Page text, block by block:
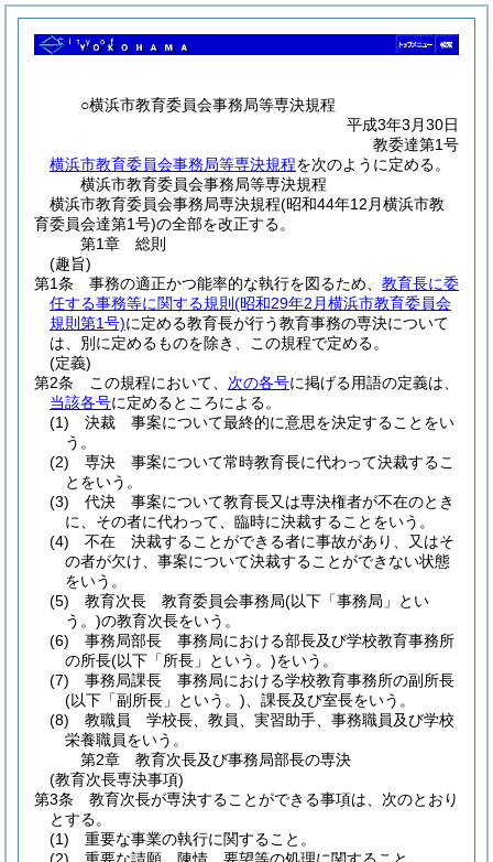
○横浜市教育委員会事務局等専決規程
平成3年3月30日
教委達第1号
横浜市教育委員会事務局等専決規程を次のように定める。
横浜市教育委員会事務局等専決規程
横浜市教育委員会事務局専決規程(昭和44年12月横浜市教
育委員会達第1号)の全部を改正する。
第1章
総則
(趣旨)
第1条
事務の適正かつ能率的な執行を図るため、 教育長に委
任する事務等に関する規則 (昭和29年2月横浜市教育委員会
規則第1号)に定める教育長が行う教育事務の専決について
は、別に定めるものを除き、この規程で定める。
(定義)
第2条
この規程において、 次の各号に掲げる用語の定義は、
当該各号に定めるところによる。
(1)
決裁 事案について最終的に意思を決定することをい
う。
(2)
専決 事案について常時教育長に代わって決裁するこ
とをいう。
(3)
代決 事案について教育長又は専決権者が不在のとき
に、その者に代わって、臨時に決裁することをいう。
(4)
不在 決裁することができる者に事故があり、又はそ
の者が欠け、事案について決裁することができない状態
をいう。
(5)
教育次長 教育委員会事務局(以下「事務局」とい
う。)の教育次長をいう。
(6)
事務局部長 事務局における部長及び学校教育事務所
の所長(以下「所長」という。)をいう。
(7)
事務局課長 事務局における学校教育事務所の副所長
(以下「副所長」という。) 、課長及び室長をいう。
(8)
教職員 学校長、教員、実習助手、事務職員及び学校
栄養職員をいう。
第2章
教育次長及び事務局部長の専決
(教育次長専決事項)
第3条
教育次長が専決することができる事項は、次のとおり
とする。
(1)
重要な事業の執行に関すること。
(2)
重要な請願、陳情、要望等の処理に関すること。